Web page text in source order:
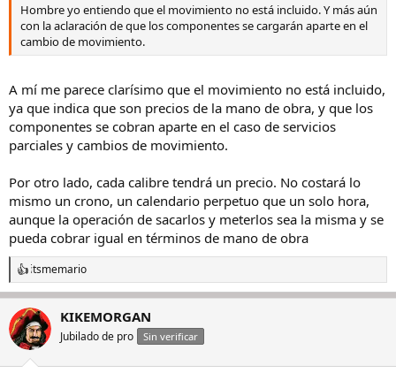
Hombre yo entiendo que el movimiento no está incluido. Y más aún
con la aclaración de que los componentes se cargarán aparte en el
cambio de movimiento.
A mí me parece clarísimo que el movimiento no está incluido,
ya que indica que son precios de la mano de obra, y que los
componentes se cobran aparte en el caso de servicios
parciales y cambios de movimiento.
Por otro lado, cada calibre tendrá un precio. No costará lo
mismo un crono, un calendario perpetuo que un solo hora,
aunque la operación de sacarlos y meterlos sea la misma y se
pueda cobrar igual en términos de mano de obra
R
e
c
c
i
itsmemario
KIKEMORGAN
Jubilado de pro Sin verificar